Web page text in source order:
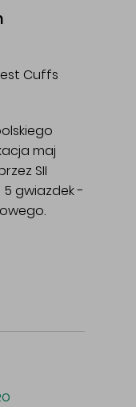
Cuffs
maj
SII
gwiazdek -